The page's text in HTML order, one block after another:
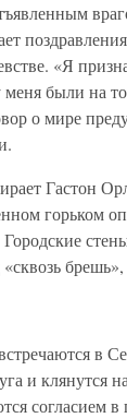
«Я
меня были
о мире
Гастон
горьком
в
и клянутся
согласием